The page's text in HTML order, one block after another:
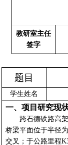
教研室主任
签字
题目
学生姓名
一、项目研究现
跨石德铁路高
桥梁平面位于半径为
交叉；于公路里程